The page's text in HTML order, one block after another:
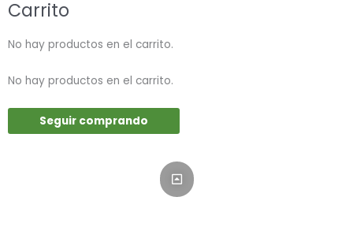
Carrito
No hay productos en el carrito.
No hay productos en el carrito.
Seguir comprando